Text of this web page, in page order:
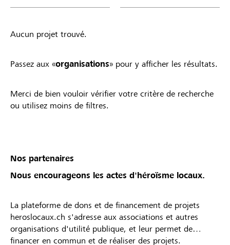
Aucun projet trouvé.
Passez aux «organisations» pour y afficher les résultats.
Merci de bien vouloir vérifier votre critère de recherche
ou utilisez moins de filtres.
Nos partenaires
Nous encourageons les actes d'héroïsme locaux.
La plateforme de dons et de financement de projets
heroslocaux.ch s'adresse aux associations et autres
organisations d'utilité publique, et leur permet de
financer en commun et de réaliser des projets.